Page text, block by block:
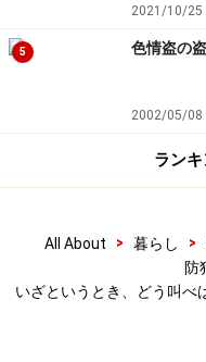
2021/10/25
5 色情盗の
2002/05/08
ラン
All About > 暮らし >
防
いざというとき、どう叫